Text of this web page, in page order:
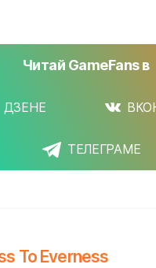
Читай GameFans в
ДЗЕНЕ
ТЕЛЕГРАМЕ
To Everness